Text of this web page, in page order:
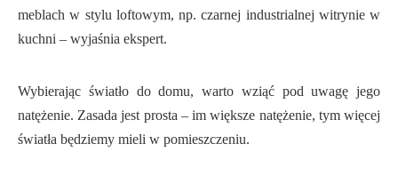
meblach w stylu loftowym, np. czarnej industrialnej witrynie w
kuchni – wyjaśnia ekspert.
Wybierając światło do domu, warto wziąć pod uwagę jego
natężenie. Zasada jest prosta – im większe natężenie, tym więcej
światła będziemy mieli w pomieszczeniu.